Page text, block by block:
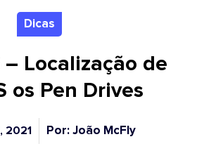
Dicas
– Localização de
os Pen Drives
2021 Por: João McFly